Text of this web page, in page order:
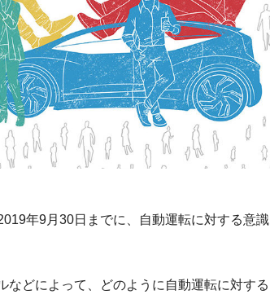
ボ
年9月30日までに、自動運転に対する意識
などによって、どのように自動運転に対する